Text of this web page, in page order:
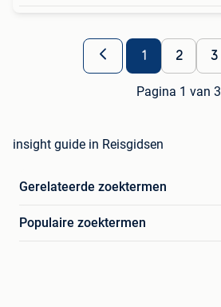
1 2 3
Pagina 1 van 3
insight guide in Reisgidsen
Gerelateerde zoektermen
Populaire zoektermen